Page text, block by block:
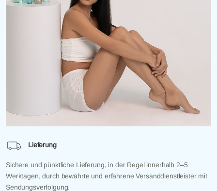
Lieferung
Sichere und pünktliche Lieferung, in der Regel innerhalb 2–5
Werktagen, durch bewährte und erfahrene Versanddienstleister mit
Sendungsverfolgung.